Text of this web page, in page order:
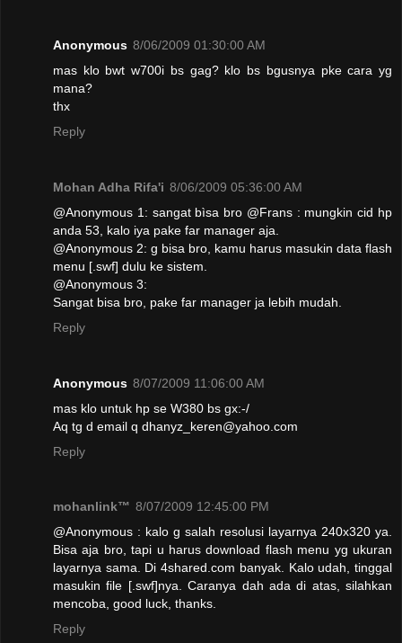
Anonymous 8/06/2009 01:30:00 AM
mas klo bwt w700i bs gag? klo bs bgusnya pke cara yg
mana?
thx
Reply
Mohan Adha Rifa'i 8/06/2009 05:36:00 AM
@Anonymous 1: sangat bìsa bro @Frans : mungkin cid hp
anda 53, kalo iya pake far manager aja.
@Anonymous 2: g bisa bro, kamu harus masukin data flash
menu [.swf] dulu ke sistem.
@Anonymous 3:
Sangat bisa bro, pake far manager ja lebih mudah.
Reply
Anonymous 8/07/2009 11:06:00 AM
mas klo untuk hp se W380 bs gx:-/
Aq tg d email q dhanyz_keren@yahoo.com
Reply
mohanlink™ 8/07/2009 12:45:00 PM
@Anonymous : kalo g salah resolusi layarnya 240x320 ya.
Bisa aja bro, tapi u harus download flash menu yg ukuran
layarnya sama. Di 4shared.com banyak. Kalo udah, tinggal
masukin file [.swf]nya. Caranya dah ada di atas, silahkan
mencoba, good luck, thanks.
Reply